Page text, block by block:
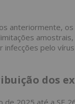
anteriormente,
infecções pelo
dos
de 2025 até a SE